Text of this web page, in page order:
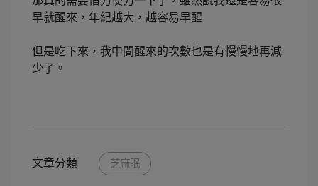
早就醒來，年紀越大，越容易早醒
但是吃下來，我中間醒來的次數也是有慢慢地再減
少了。
文章分類 芝麻眠